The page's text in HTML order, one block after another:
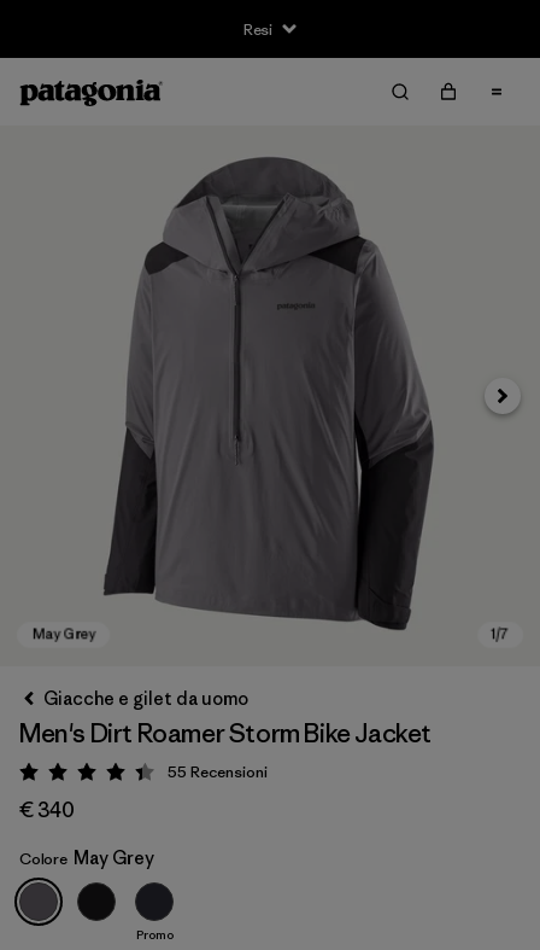
Resi
May Grey
Avanti
Giacche e gilet da uomo
Men's Dirt Roamer Storm Bike Jacket
Valutazione: 4.4 / 5
55 Recensioni
€ 340
Colore May Grey
Promo